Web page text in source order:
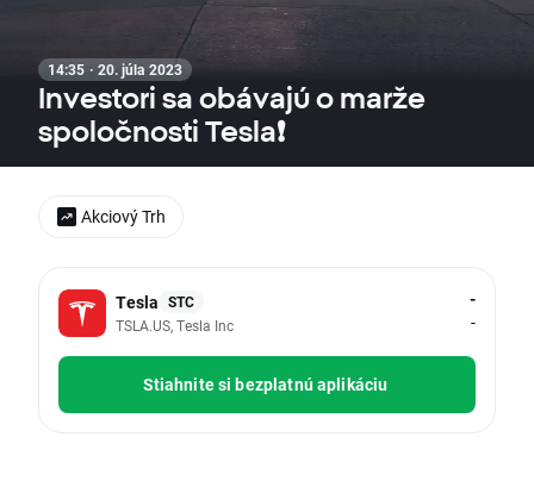
14:35 · 20. júla 2023
Investori sa obávajú o marže
spoločnosti Tesla❗
Tesla STC
TSLA.US, Tesla Inc
-
-
Stiahnite si bezplatnú aplikáciu
Akciový Trh